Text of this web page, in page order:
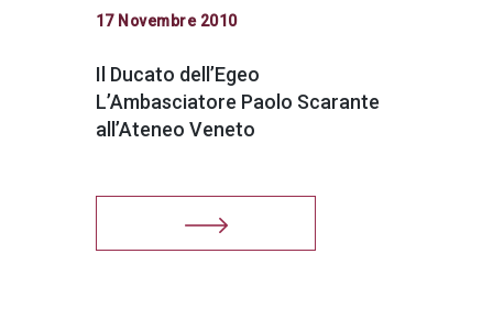
17 Novembre 2010
Il Ducato dell’Egeo
L’Ambasciatore Paolo Scarante
all’Ateneo Veneto